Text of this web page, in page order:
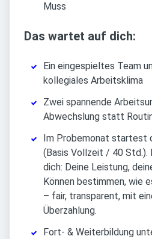
Muss
Das wartet auf dich:
Ein eingespieltes Team
kollegiales Arbeitsklima
Zwei spannende
Abwechslung statt
Im Probemonat startest
(Basis Vollzeit / 40 Std.).
dich: Deine Leistung,
Können bestimmen, wie
– fair, transparent, mit
Überzahlung.
Fort- & Weiterbildung